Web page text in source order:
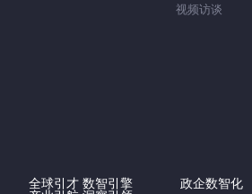
视频访谈
全球引才 数智引擎
政企数智化